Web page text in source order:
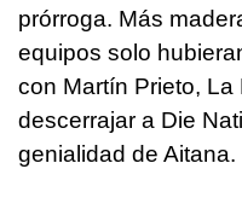
prórroga. Más
equipos solo
con Martín Prieto, La
descerrajar a Die
genialidad de Aitana.